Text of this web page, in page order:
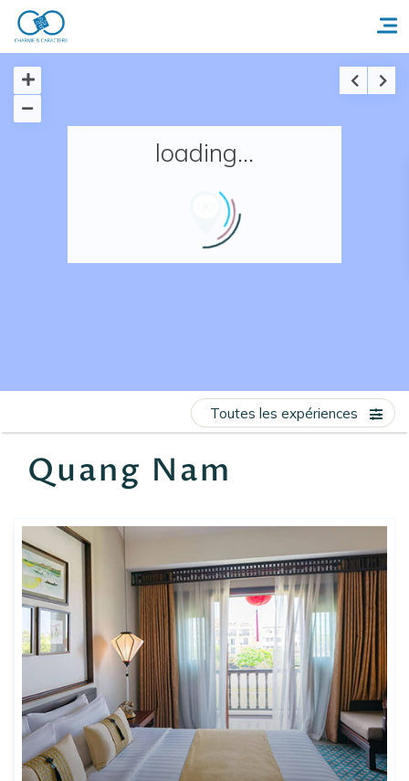
Accueil
Nos adresses en France
loading...
Quang Nam
Toutes les expériences